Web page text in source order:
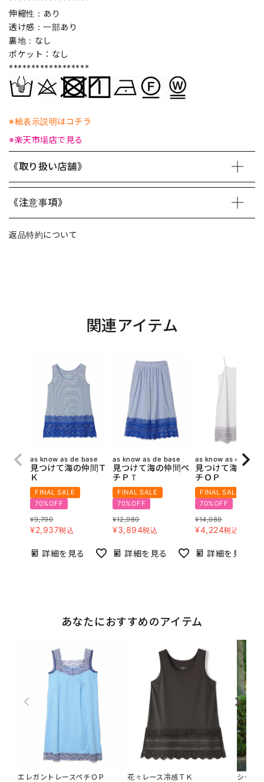
伸縮性：あり
透け感：一部あり
裏地：なし
ポケット：なし
******************
※絵表示説明はコチラ
※楽天市場店で見る
《取り扱い店舗》
《注意事項》
返品特約について
関連アイテム
as know as de base
見つけて海の仲間Ｔ
Ｋ
FINAL SALE
70%OFF
¥9,790
¥2,937税込
詳細を見る
as know as de base
見つけて海の仲間ペ
チＰＴ
FINAL SALE
70%OFF
¥12,980
¥3,894税込
詳細を見る
as know as de base
見つけて海の仲
チＯＰ
FINAL SALE
70%OFF
¥14,080
¥4,224税込
詳細を見る
あなたにおすすめのアイテム
エレガントレースペチＯＰ
花々レース冷感ＴＫ
シーズ